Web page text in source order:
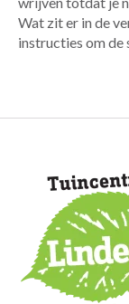
Wat zit er in de
instructies om